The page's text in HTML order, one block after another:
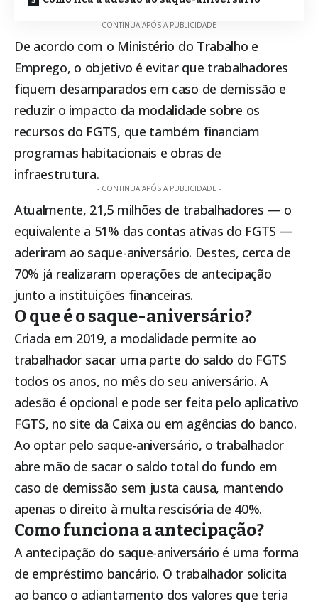
- CONTINUA APÓS A PUBLICIDADE -
De acordo com o Ministério do Trabalho e
Emprego, o objetivo é evitar que trabalhadores
fiquem desamparados em caso de demissão e
reduzir o impacto da modalidade sobre os
recursos do FGTS, que também financiam
programas habitacionais e obras de
infraestrutura.
- CONTINUA APÓS A PUBLICIDADE -
Atualmente, 21,5 milhões de trabalhadores — o
equivalente a 51% das contas ativas do FGTS —
aderiram ao saque-aniversário. Destes, cerca de
70% já realizaram operações de antecipação
junto a instituições financeiras.
O que é o saque-aniversário?
Criada em 2019, a modalidade permite ao
trabalhador sacar uma parte do saldo do FGTS
todos os anos, no mês do seu aniversário. A
adesão é opcional e pode ser feita pelo aplicativo
FGTS, no site da Caixa ou em agências do banco.
Ao optar pelo saque-aniversário, o trabalhador
abre mão de sacar o saldo total do fundo em
caso de demissão sem justa causa, mantendo
apenas o direito à multa rescisória de 40%.
Como funciona a antecipação?
A antecipação do saque-aniversário é uma forma
de empréstimo bancário. O trabalhador solicita
ao banco o adiantamento dos valores que teria